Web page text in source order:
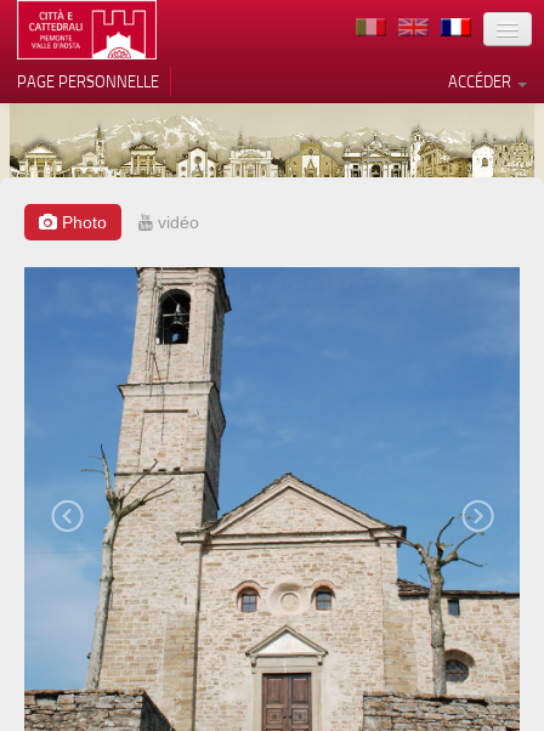
TERRITOIRE
ARCHITECTURE
MUSÉES
ITINÉRAIRES
CONTACTS
PRESS
ACCÉDER
PAGE PERSONNELLE
Photo vidéo
Notification lors de la collecte
Vos choix en matière de